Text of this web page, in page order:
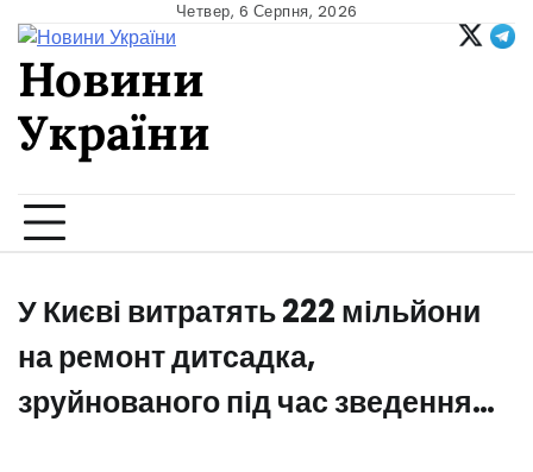
to
content
Четвер, 6 Серпня, 2026
Новини
України
У Києві витратять 222 мільйони
на ремонт дитсадка,
зруйнованого під час зведення…